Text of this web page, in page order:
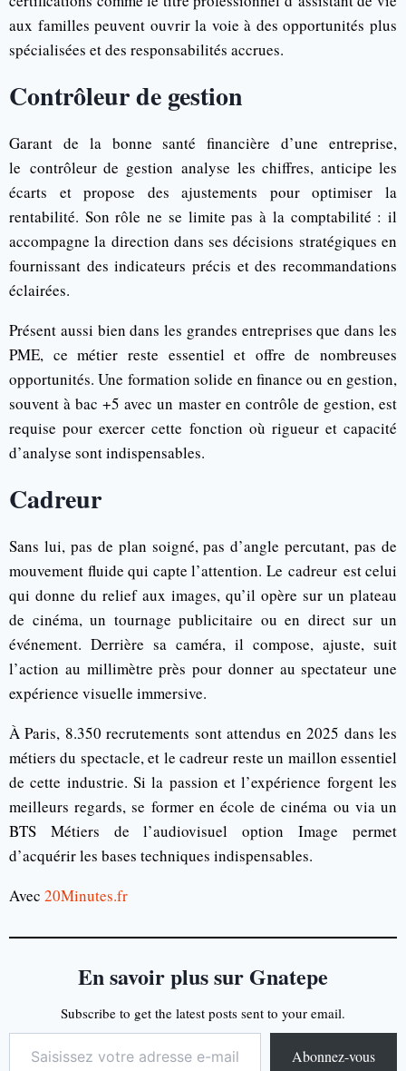
aux familles peuvent ouvrir la voie à des opportunités plus
spécialisées et des responsabilités accrues.
Contrôleur de gestion
Garant de la bonne santé financière d’une entreprise,
le contrôleur de gestion analyse les chiffres, anticipe les
écarts et propose des ajustements pour optimiser la
rentabilité. Son rôle ne se limite pas à la comptabilité : il
accompagne la direction dans ses décisions stratégiques en
fournissant des indicateurs précis et des recommandations
éclairées.
Présent aussi bien dans les grandes entreprises que dans les
PME, ce métier reste essentiel et offre de nombreuses
opportunités. Une formation solide en finance ou en gestion,
souvent à bac +5 avec un master en contrôle de gestion, est
requise pour exercer cette fonction où rigueur et capacité
d’analyse sont indispensables.
Cadreur
Sans lui, pas de plan soigné, pas d’angle percutant, pas de
mouvement fluide qui capte l’attention. Le cadreur est celui
qui donne du relief aux images, qu’il opère sur un plateau
de cinéma, un tournage publicitaire ou en direct sur un
événement. Derrière sa caméra, il compose, ajuste, suit
l’action au millimètre près pour donner au spectateur une
expérience visuelle immersive.
À Paris, 8.350 recrutements sont attendus en 2025 dans les
métiers du spectacle, et le cadreur reste un maillon essentiel
de cette industrie. Si la passion et l’expérience forgent les
meilleurs regards, se former en école de cinéma ou via un
BTS Métiers de l’audiovisuel option Image permet
d’acquérir les bases techniques indispensables.
Avec 20Minutes.fr
En savoir plus sur Gnatepe
Subscribe to get the latest posts sent to your email.
Abonnez-vous